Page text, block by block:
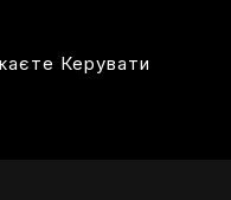
Керувати